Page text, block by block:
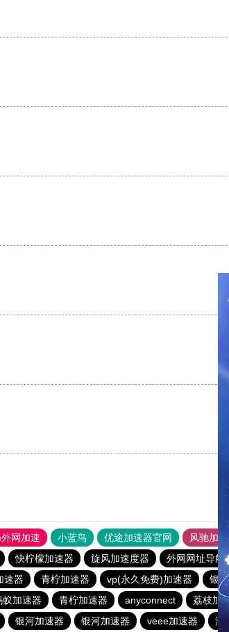
网加速 小蓝鸟 优途加速器官网 风驰加速
快柠檬加速器 旋风加速度器 外网网址导航
速器 青柠加速器 vp(永久免费)加速器 银
蚁加速器 青柠加速器 anyconnect 荔枝加
银河加速器 银河加速器 veee加速器 海